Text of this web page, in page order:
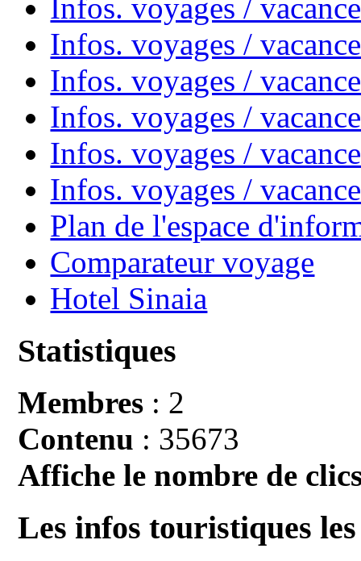
Infos. voyages /
Infos. voyages /
Infos. voyages /
Infos. voyages /
Infos. voyages /
Infos. voyages /
Plan de l'espace
Comparateur voyage
Hotel Sinaia
Statistiques
Membres : 2
Contenu : 35673
Affiche le nombre de
Les infos touristiques